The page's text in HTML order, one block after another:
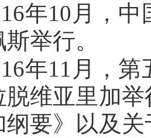
年10月，
举行。
年11月，
脱维亚里加
纲要》以及